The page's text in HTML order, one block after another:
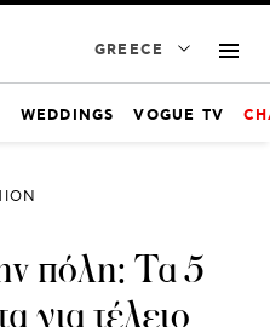
GREECE
WEDDINGS VOGUE TV
πόλη: Τα 5
για τέλειο